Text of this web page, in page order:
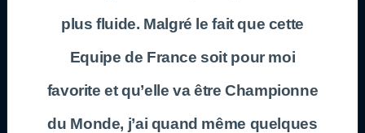
plus fluide. Malgré le fait que cette
Equipe de France soit pour moi
favorite et qu’elle va être Championne
du Monde, j’ai quand même quelques